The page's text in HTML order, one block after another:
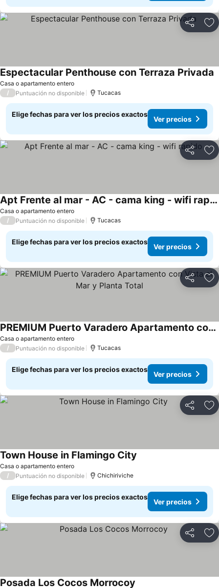
Compartir
Casa o apartamento entero
Espectacular Penthouse con Terraza Privada
/ Puntuación no disponible Tucacas
Elige fechas para ver los precios exactos
Ver precios
Compartir
Casa o apartamento entero
Apt Frente al mar - AC - cama king - wifi rapido
Ver precios
/ Puntuación no disponible Tucacas
Elige fechas para ver los precios exactos
Ver precios
Compartir
Casa o apartamento entero
PREMIUM Puerto Varadero Apartamento con Vista al Mar y Planta Total
Ver precios
/ Puntuación no disponible Tucacas
Elige fechas para ver los precios exactos
Ver precios
Compartir
Casa o apartamento entero
Town House in Flamingo City
/ Puntuación no disponible Chichiriviche
Elige fechas para ver los precios exactos
Ver precios
Compartir
Posada Los Cocos Morrocoy